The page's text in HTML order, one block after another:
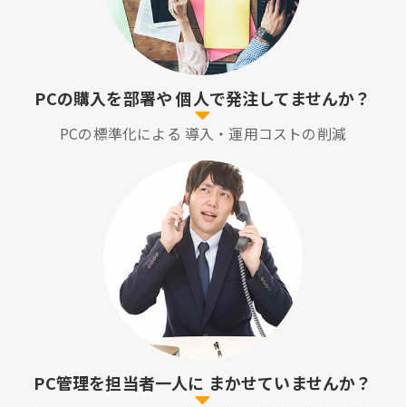
PCの購入を部署や個人で発注してませんか？
PCの標準化による 導入・運用コストの削減
PC管理を担当者一人に まかせていませんか？